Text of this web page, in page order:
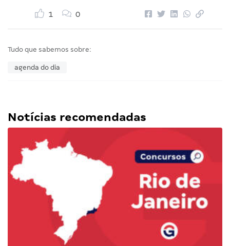
1 0
Tudo que sabemos sobre:
agenda do dia
Notícias recomendadas